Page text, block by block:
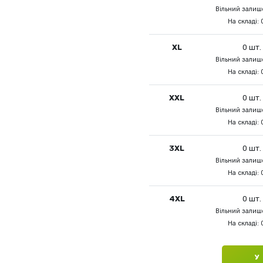
Вільний
На складі:
XL 0 шт.
Вільний
На складі:
XXL 0 шт.
Вільний
На складі:
3XL 0 шт.
Вільний
На складі:
4XL 0 шт.
Вільний
На складі:
У